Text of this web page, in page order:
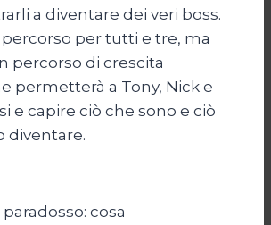
a diventare dei veri boss.
per tutti e tre, ma
percorso di crescita
permetterà a Tony, Nick e
e capire ciò che sono e ciò
diventare.
cosa